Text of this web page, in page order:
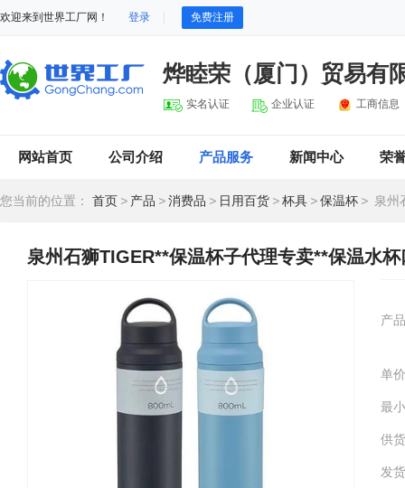
欢迎来到世界工厂网！ 登录 免费注册
烨睦荣（厦门）贸易有
实名认证 企业认证 工商信息
网站首页 公司介绍 产品服务 新闻中心 荣
您当前的位置： 首页 > 产品 >消费品 > 日用百货 >杯具 >保温杯 > 泉州
泉州石狮TIGER**保温杯子代理专卖**保温水
产品
单价
最
供
发